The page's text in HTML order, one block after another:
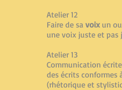
Atelier 12
Faire de sa voix un
une voix juste et pas
Atelier 13
Communication
des écrits conformes
(rhétorique et